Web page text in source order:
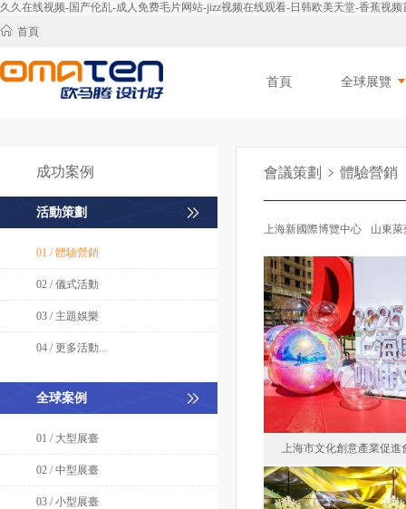
久久在线视频-国产伦乱-成人免费毛片网站-jizz视频在线观看-日韩欧美天堂-香蕉视
首頁
首頁 全球展覽
成功案例
活動策劃
01 / 體驗營銷
02 / 儀式活動
03 / 主題娛樂
04 / 更多活動...
全球案例
01 / 大型展臺
02 / 中型展臺
03 / 小型展臺
會議策劃 體驗營銷
上海新國際博覽中心
山東
上海市文化創意產業促進